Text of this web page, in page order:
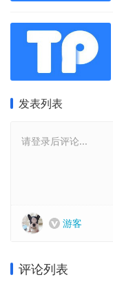
发表列表
请登录后评论...
游客
评论列表